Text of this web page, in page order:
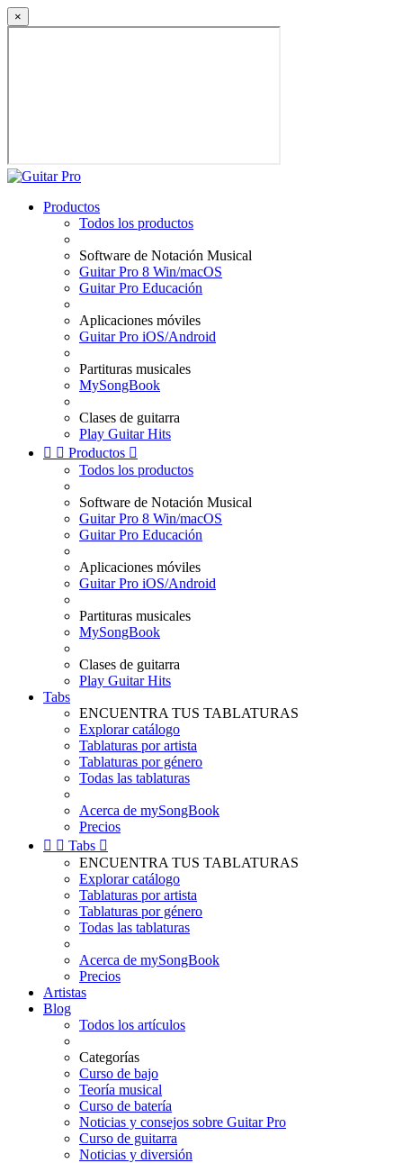
×
Productos
Todos los productos
Software de Notación Musical
Guitar Pro 8 Win/macOS
Guitar Pro Educación
Aplicaciones móviles
Guitar Pro iOS/Android
Partituras musicales
MySongBook
Clases de guitarra
Play Guitar Hits
  Productos 
Todos los productos
Software de Notación Musical
Guitar Pro 8 Win/macOS
Guitar Pro Educación
Aplicaciones móviles
Guitar Pro iOS/Android
Partituras musicales
MySongBook
Clases de guitarra
Play Guitar Hits
Tabs
ENCUENTRA TUS TABLATURAS
Explorar catálogo
Tablaturas por artista
Tablaturas por género
Todas las tablaturas
Acerca de mySongBook
Precios
  Tabs 
ENCUENTRA TUS TABLATURAS
Explorar catálogo
Tablaturas por artista
Tablaturas por género
Todas las tablaturas
Acerca de mySongBook
Precios
Artistas
Blog
Todos los artículos
Categorías
Curso de bajo
Teoría musical
Curso de batería
Noticias y consejos sobre Guitar Pro
Curso de guitarra
Noticias y diversión